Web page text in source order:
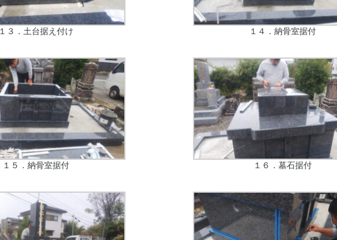
１３．土台据え付け １４．納骨室据付
１５．納骨室据付 １６．墓石据付